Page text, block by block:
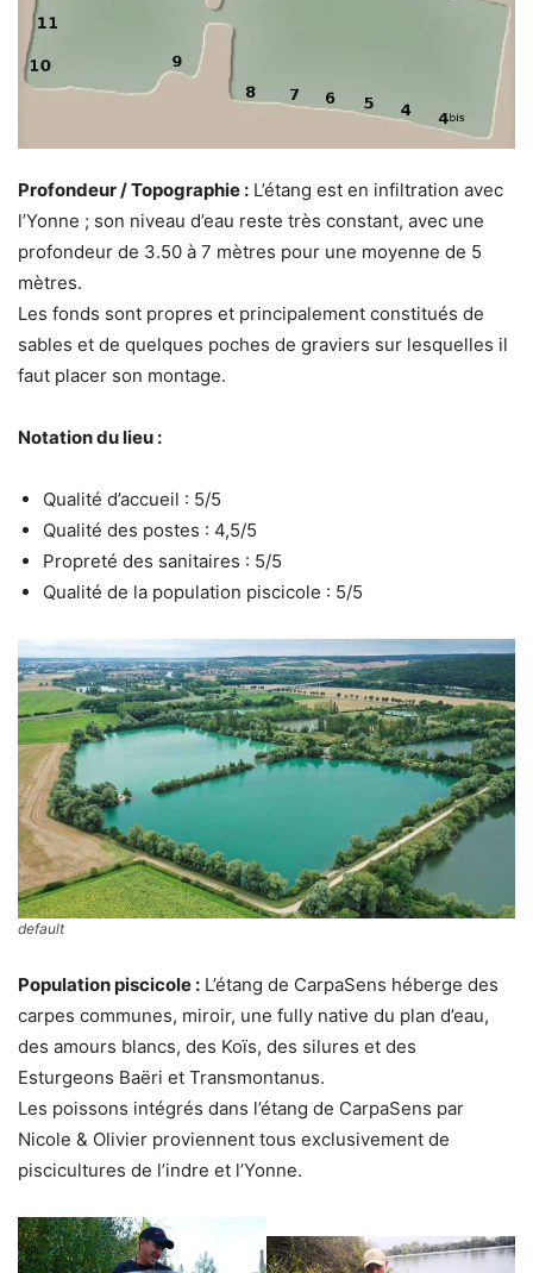
Profondeur / Topographie : L’étang est en infiltration avec
l’Yonne ; son niveau d’eau reste très constant, avec une
profondeur de 3.50 à 7 mètres pour une moyenne de 5
mètres.
Les fonds sont propres et principalement constitués de
sables et de quelques poches de graviers sur lesquelles il
faut placer son montage.
Notation du lieu :
Qualité d’accueil : 5/5
Qualité des postes : 4,5/5
Propreté des sanitaires : 5/5
Qualité de la population piscicole : 5/5
default
Population piscicole : L’étang de CarpaSens héberge des
carpes communes, miroir, une fully native du plan d’eau,
des amours blancs, des Koïs, des silures et des
Esturgeons Baëri et Transmontanus.
Les poissons intégrés dans l’étang de CarpaSens par
Nicole & Olivier proviennent tous exclusivement de
piscicultures de l’indre et l’Yonne.